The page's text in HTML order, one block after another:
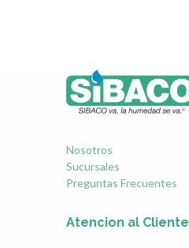
Nosotros
Sucursales
Preguntas Frecuentes
Atencion al Cliente